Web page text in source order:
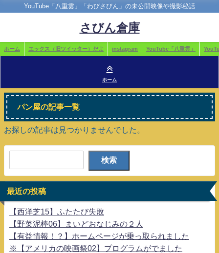
YouTube「八重雲」「わびさびん」の未公開映像や撮影秘話
さびん倉庫
ホーム エックス（旧ツイッター）だよ instagram YouTube「八重雲」
ホーム
パン屋の記事一覧
お探しの記事は見つかりませんでした。
検索
最近の投稿
【西洋芝15】ふたたび失敗
【野菜泥棒06】まいどおなじみの２人
【有益情報！？】ホームページが乗っ取られました
※【アメリカの映画祭02】プログラムがでました